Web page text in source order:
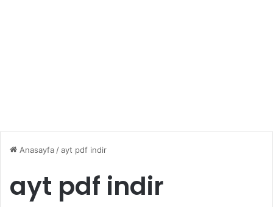
Anasayfa /ayt pdf indir
ayt pdf indir